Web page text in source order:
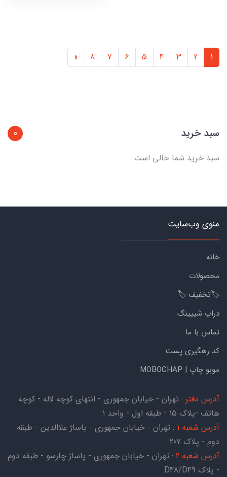
1
2
3
4
5
6
7
8
»
سبد خرید
0
سبد خرید شما خالی است.
منوی وب‌سایت
خانه
محصولات
🏷️تخفیف 🏷️
دراپ شیپینگ
تماس با ما
کد رهگیری پست
موبو چاپ | MOBOCHAP
آدرس دفتر : تهران - خیابان جمهوری - انتهای کوچه لاله - کوچه
هاتف -پلاک ۱۵ - طبقه اول - واحد ۱
آدرس شعبه 1
: تهران - خیابان جمهوری - پاساژ علاالدین - طبقه
دوم - پلاک 207
آدرس شعبه 2
: تهران - خیابان جمهوری - پاساژ چارسو - طبقه دوم
- پلاک D48/D49